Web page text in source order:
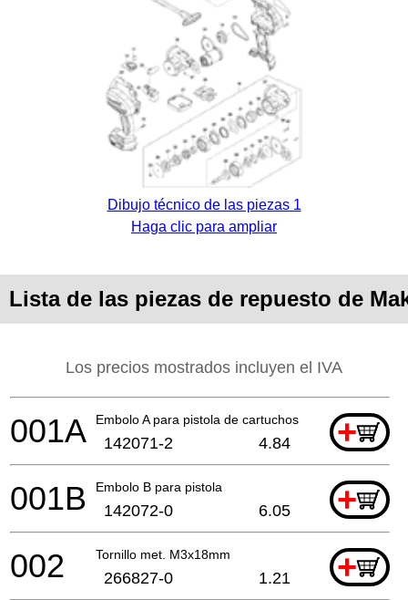
Dibujo técnico de las piezas 1
Haga clic para ampliar
Lista de las piezas de repuesto de
Los precios mostrados incluyen el IVA
Embolo A para pistola de cartuchos +
001A 142071-2 4.84
Embolo B para pistola +
001B 142072-0 6.05
Tornillo met. M3x18mm +
002 266827-0 1.21